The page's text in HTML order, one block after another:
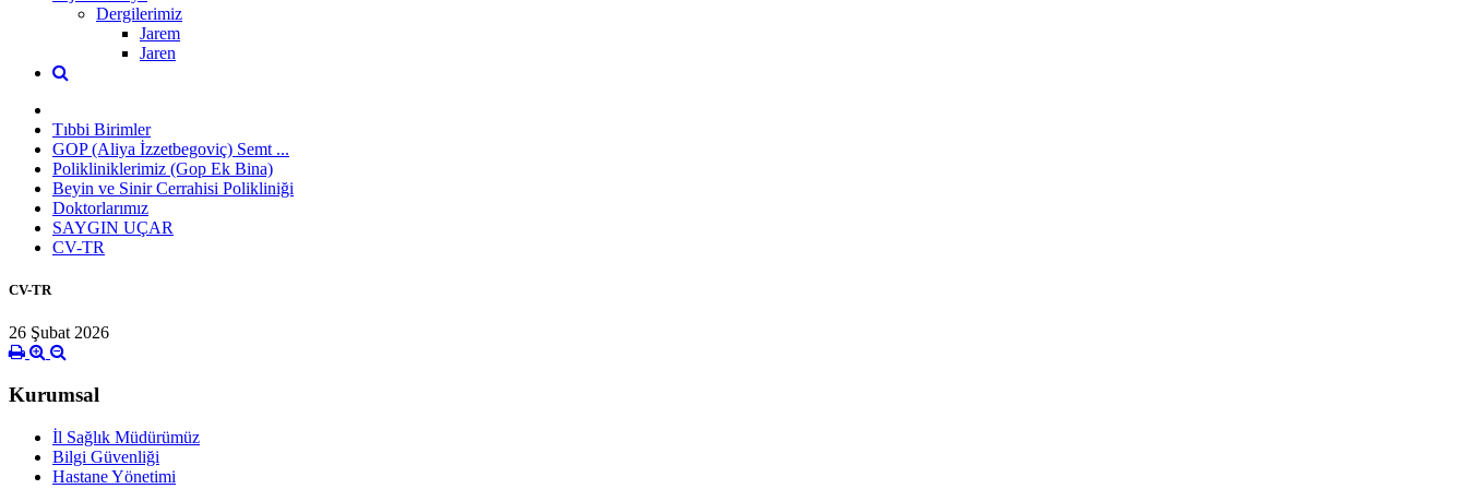
Dergilerimiz
Jarem
Jaren
Tıbbi Birimler
GOP (Aliya İzzetbegoviç) Semt ...
Polikliniklerimiz (Gop Ek Bina)
Beyin ve Sinir Cerrahisi Polikliniği
Doktorlarımız
SAYGIN UÇAR
CV-TR
CV-TR
26 Şubat 2026
Kurumsal
İl Sağlık Müdürümüz
Bilgi Güvenliği
Hastane Yönetimi